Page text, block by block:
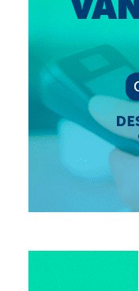
Ouvidoria
Contatos
Fale Conosco
NEP